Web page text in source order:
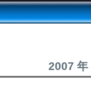
2007 年